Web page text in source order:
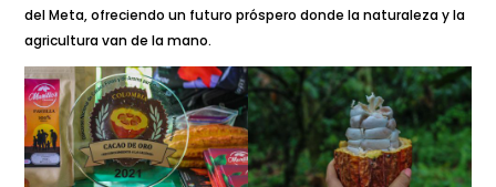
del Meta, ofreciendo un futuro próspero donde la naturaleza y la
agricultura van de la mano.